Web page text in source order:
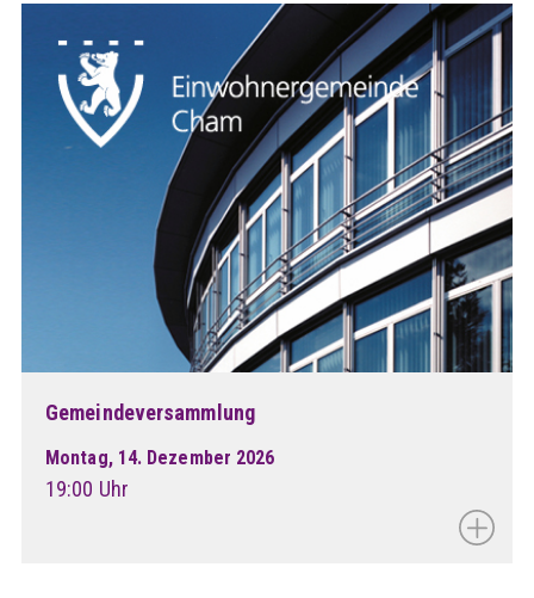
Gemeindeversammlung
Montag, 14. Dezember 2026
19:00 Uhr